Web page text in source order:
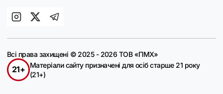
Всі права захищені © 2025 - 2026 ТОВ «ПМХ»
21+
Матеріали сайту призначені для осіб старше 21 року
(21+)